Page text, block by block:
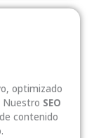
optimizado
Nuestro SEO
contenido